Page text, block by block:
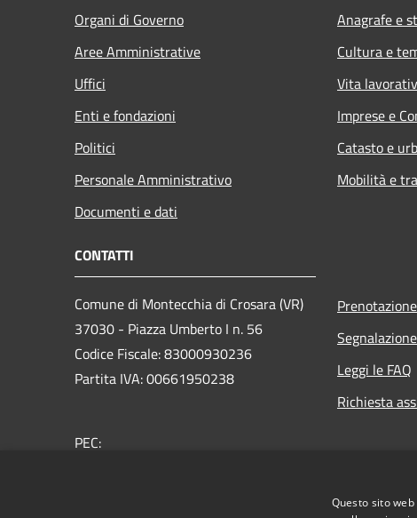
Organi di Governo
Aree Amministrative
Uffici
Enti e fondazioni
Politici
Personale Amministrativo
Documenti e dati
Anagrafe e
Cultura e
Vita
Imprese e
Catasto e
Mobilità e
CONTATTI
Comune di Montecchia di Crosara (VR)
37030 - Piazza Umberto I n. 56
Codice Fiscale: 83000930236
Partita IVA: 00661950238
PEC:
Leggi le FAQ
Richiesta
Questo sito